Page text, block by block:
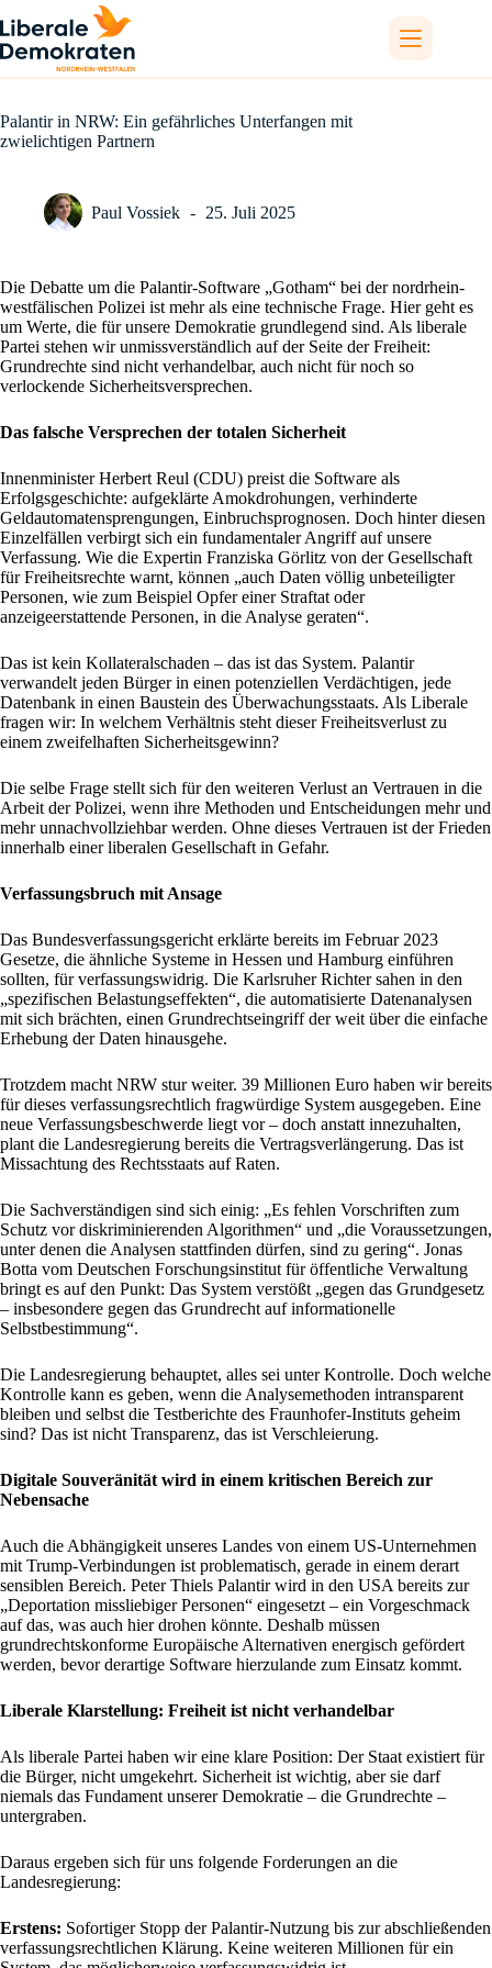
Inhalt
springen
Palantir in NRW: Ein gefährliches Unterfangen mit
zwielichtigen Partnern
Paul Vossiek 25. Juli 2025
Die Debatte um die Palantir-Software „Gotham“ bei der nordrhein-
westfälischen Polizei ist mehr als eine technische Frage. Hier geht es
um Werte, die für unsere Demokratie grundlegend sind. Als liberale
Partei stehen wir unmissverständlich auf der Seite der Freiheit:
Grundrechte sind nicht verhandelbar, auch nicht für noch so
verlockende Sicherheitsversprechen.
Das falsche Versprechen der totalen Sicherheit
Innenminister Herbert Reul (CDU) preist die Software als
Erfolgsgeschichte: aufgeklärte Amokdrohungen, verhinderte
Geldautomatensprengungen, Einbruchsprognosen. Doch hinter diesen
Einzelfällen verbirgt sich ein fundamentaler Angriff auf unsere
Verfassung. Wie die Expertin Franziska Görlitz von der Gesellschaft
für Freiheitsrechte warnt, können „auch Daten völlig unbeteiligter
Personen, wie zum Beispiel Opfer einer Straftat oder
anzeigeerstattende Personen, in die Analyse geraten“.
Das ist kein Kollateralschaden – das ist das System. Palantir
verwandelt jeden Bürger in einen potenziellen Verdächtigen, jede
Datenbank in einen Baustein des Überwachungsstaats. Als Liberale
fragen wir: In welchem Verhältnis steht dieser Freiheitsverlust zu
einem zweifelhaften Sicherheitsgewinn?
Die selbe Frage stellt sich für den weiteren Verlust an Vertrauen in die
Arbeit der Polizei, wenn ihre Methoden und Entscheidungen mehr und
mehr unnachvollziehbar werden. Ohne dieses Vertrauen ist der Frieden
innerhalb einer liberalen Gesellschaft in Gefahr.
Verfassungsbruch mit Ansage
Das Bundesverfassungsgericht erklärte bereits im Februar 2023
Gesetze, die ähnliche Systeme in Hessen und Hamburg einführen
sollten, für verfassungswidrig. Die Karlsruher Richter sahen in den
„spezifischen Belastungseffekten“, die automatisierte Datenanalysen
mit sich brächten, einen Grundrechtseingriff der weit über die einfache
Erhebung der Daten hinausgehe.
Trotzdem macht NRW stur weiter. 39 Millionen Euro haben wir bereits
für dieses verfassungsrechtlich fragwürdige System ausgegeben. Eine
neue Verfassungsbeschwerde liegt vor – doch anstatt innezuhalten,
plant die Landesregierung bereits die Vertragsverlängerung. Das ist
Missachtung des Rechtsstaats auf Raten.
Die Sachverständigen sind sich einig: „Es fehlen Vorschriften zum
Schutz vor diskriminierenden Algorithmen“ und „die Voraussetzungen,
unter denen die Analysen stattfinden dürfen, sind zu gering“. Jonas
Botta vom Deutschen Forschungsinstitut für öffentliche Verwaltung
bringt es auf den Punkt: Das System verstößt „gegen das Grundgesetz
– insbesondere gegen das Grundrecht auf informationelle
Selbstbestimmung“.
Die Landesregierung behauptet, alles sei unter Kontrolle. Doch welche
Kontrolle kann es geben, wenn die Analysemethoden intransparent
bleiben und selbst die Testberichte des Fraunhofer-Instituts geheim
sind? Das ist nicht Transparenz, das ist Verschleierung.
Digitale Souveränität wird in einem kritischen Bereich zur
Nebensache
Auch die Abhängigkeit unseres Landes von einem US-Unternehmen
mit Trump-Verbindungen ist problematisch, gerade in einem derart
sensiblen Bereich. Peter Thiels Palantir wird in den USA bereits zur
„Deportation missliebiger Personen“ eingesetzt – ein Vorgeschmack
auf das, was auch hier drohen könnte. Deshalb müssen
grundrechtskonforme Europäische Alternativen energisch gefördert
werden, bevor derartige Software hierzulande zum Einsatz kommt.
Liberale Klarstellung: Freiheit ist nicht verhandelbar
Als liberale Partei haben wir eine klare Position: Der Staat existiert für
die Bürger, nicht umgekehrt. Sicherheit ist wichtig, aber sie darf
niemals das Fundament unserer Demokratie – die Grundrechte –
untergraben.
Daraus ergeben sich für uns folgende Forderungen an die
Landesregierung:
Erstens: Sofortiger Stopp der Palantir-Nutzung bis zur abschließenden
verfassungsrechtlichen Klärung. Keine weiteren Millionen für ein